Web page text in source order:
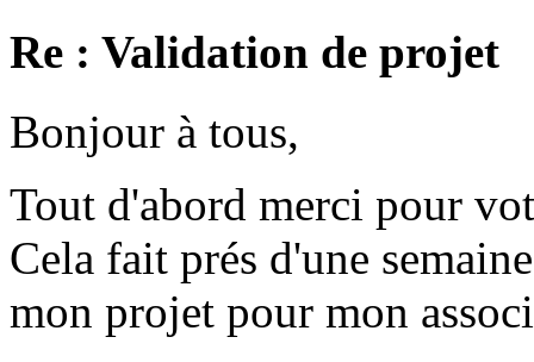
Re : Validation de projet
Bonjour à tous,
Tout d'abord merci pour
Cela fait prés d'une
mon projet pour mon